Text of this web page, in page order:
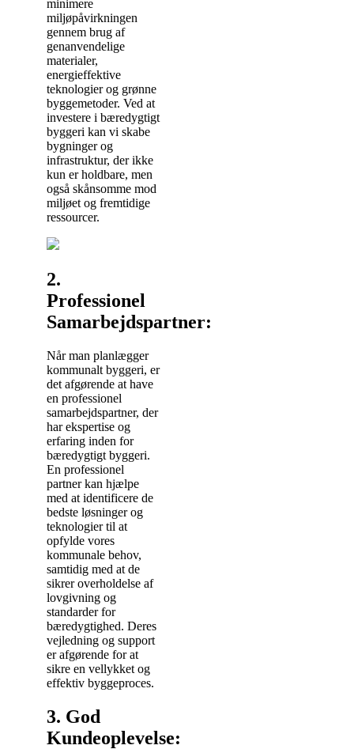
minimere
miljøpåvirkningen
gennem brug af
genanvendelige
materialer,
energieffektive
teknologier og grønne
byggemetoder. Ved at
investere i bæredygtigt
byggeri kan vi skabe
bygninger og
infrastruktur, der ikke
kun er holdbare, men
også skånsomme mod
miljøet og fremtidige
ressourcer.
2.
Professionel
Samarbejdspartner:
Når man planlægger
kommunalt byggeri, er
det afgørende at have
en professionel
samarbejdspartner, der
har ekspertise og
erfaring inden for
bæredygtigt byggeri.
En professionel
partner kan hjælpe
med at identificere de
bedste løsninger og
teknologier til at
opfylde vores
kommunale behov,
samtidig med at de
sikrer overholdelse af
lovgivning og
standarder for
bæredygtighed. Deres
vejledning og support
er afgørende for at
sikre en vellykket og
effektiv byggeproces.
3. God
Kundeoplevelse: